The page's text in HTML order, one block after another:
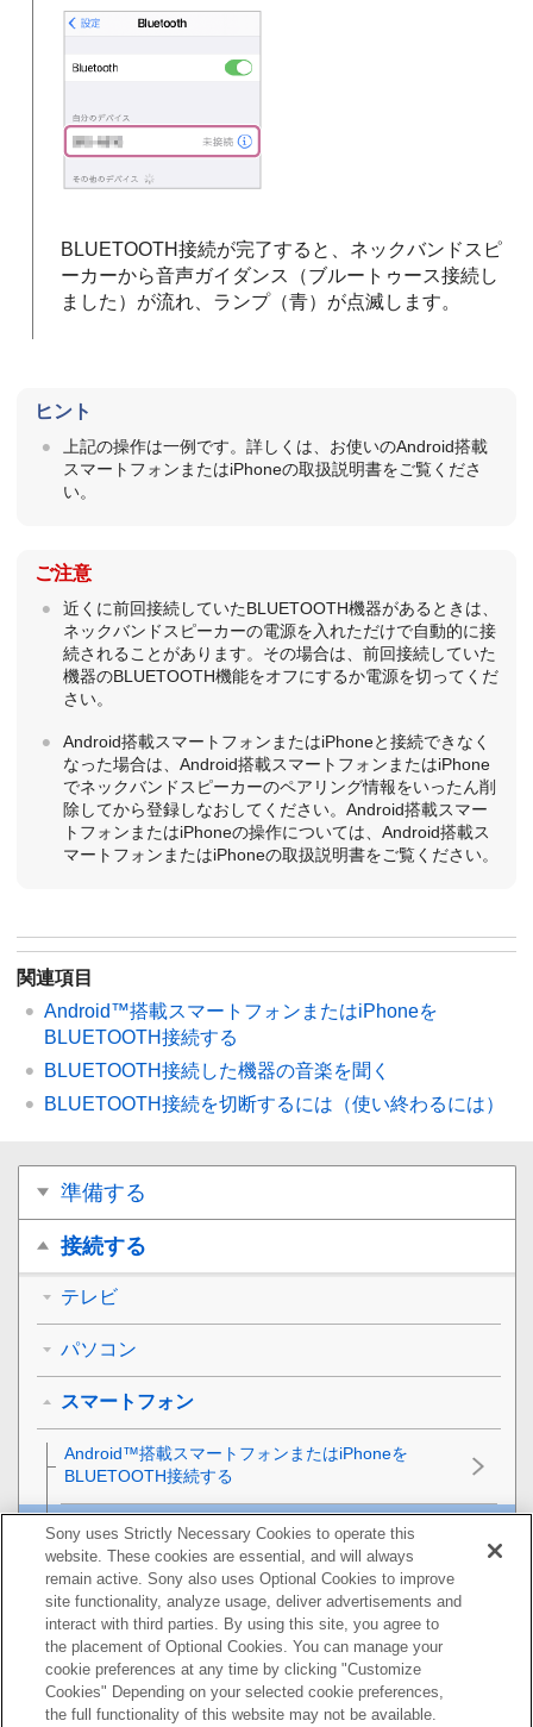
BLUETOOTH接続が完了すると、ネックバンドスピ
ーカーから音声ガイダンス（ブルートゥース接続し
ました）が流れ、ランプ（青）が点滅します。
ヒント
上記の操作は⼀例です。詳しくは、お使いのAndroid搭載
スマートフォンまたはiPhoneの取扱説明書をご覧くださ
い。
ご注意
近くに前回接続していたBLUETOOTH機器があるときは、
ネックバンドスピーカーの電源を入れただけで自動的に接
続されることがあります。その場合は、前回接続していた
機器のBLUETOOTH機能をオフにするか電源を切ってくだ
さい。
Android搭載スマートフォンまたはiPhoneと接続できなく
なった場合は、Android搭載スマートフォンまたはiPhone
でネックバンドスピーカーのペアリング情報をいったん削
除してから登録しなおしてください。Android搭載スマー
トフォンまたはiPhoneの操作については、Android搭載ス
マートフォンまたはiPhoneの取扱説明書をご覧ください。
関連項目
Android™搭載スマートフォンまたはiPhoneを
BLUETOOTH接続する
BLUETOOTH接続した機器の音楽を聞く
BLUETOOTH接続を切断するには（使い終わるには）
準備する
接続する
テレビ
パソコン
スマートフォン
Android™搭載スマートフォンまたはiPhoneを
BLUETOOTH接続する
ペアリング（機器登録）済みのAndroid搭載スマート
フォンまたはiPhoneをBLUETOOTH接続する
ウォークマン
マルチポイント接続
音楽を聞く
Sony uses Strictly Necessary Cookies to operate this
website. These cookies are essential, and will always
remain active. Sony also uses Optional Cookies to improve
site functionality, analyze usage, deliver advertisements and
interact with third parties. By using this site, you agree to
the placement of Optional Cookies. You can manage your
cookie preferences at any time by clicking "Customize
Cookies" Depending on your selected cookie preferences,
the full functionality of this website may not be available.